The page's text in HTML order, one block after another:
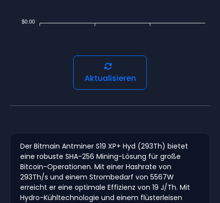
$0.00
Aktualisieren
Der Bitmain Antminer S19 XP+ Hyd (293Th) bietet
eine robuste SHA-256 Mining-Lösung für große
Bitcoin-Operationen. Mit einer Hashrate von
293Th/s und einem Strombedarf von 5567W
erreicht er eine optimale Effizienz von 19 J/Th. Mit
Hydro-Kühltechnologie und einem flüsterleisen